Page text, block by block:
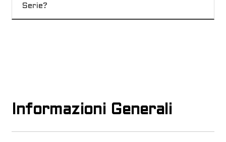
Serie?
Informazioni Generali